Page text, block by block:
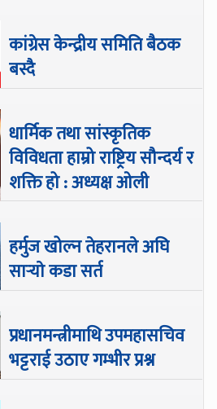
कांग्रेस केन्द्रीय समिति बैठक
बस्दै
धार्मिक तथा सांस्कृतिक
विविधता हाम्रो राष्ट्रिय सौन्दर्य र
शक्ति हो : अध्यक्ष ओली
हर्मुज खोल्न तेहरानले अघि
सार्‍याे कडा सर्त
प्रधानमन्त्रीमाथि उपमहासचिव
भट्टराई उठाए गम्भीर प्रश्न